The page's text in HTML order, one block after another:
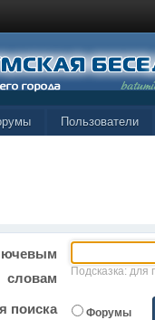
Пользователи
словам
Подсказка: для
поиска Форумы